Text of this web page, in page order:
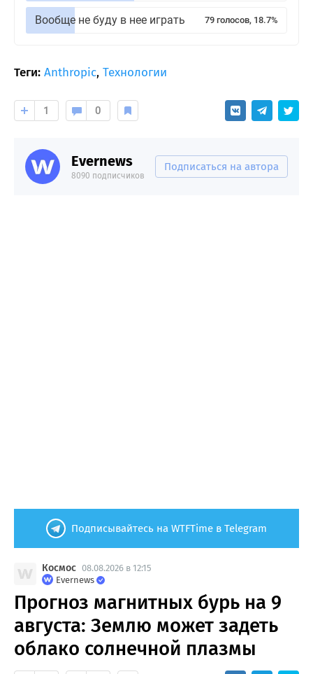
Вообще не буду в нее играть 79 голосов, 18.7%
Теги: Anthropic, Технологии
1 0
Evernews
8090 подписчиков
Подписаться на автора
Подписывайтесь на WTFTime в Telegram
Космос 08.08.2026 в 12:15
Evernews
Прогноз магнитных бурь на 9
августа: Землю может задеть
облако солнечной плазмы